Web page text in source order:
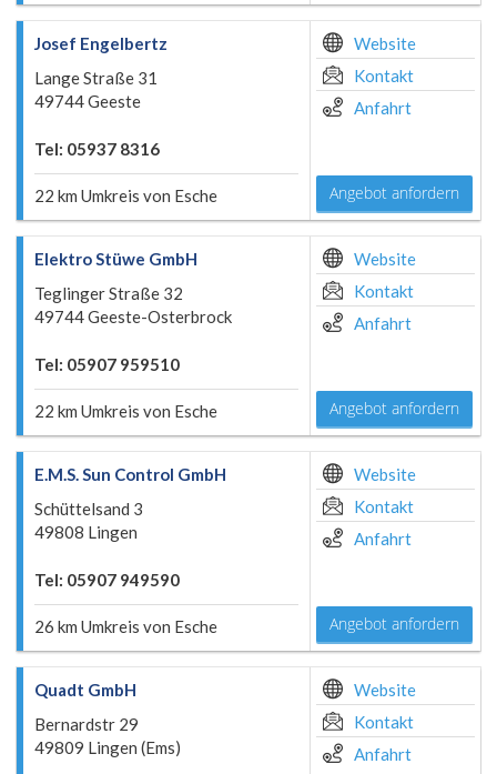
Josef Engelbertz
Lange Straße 31
49744 Geeste
Tel: 05937 8316
22 km Umkreis von Esche
Website
Kontakt
Anfahrt
Angebot anfordern
Elektro Stüwe GmbH
Teglinger Straße 32
49744 Geeste-Osterbrock
Tel: 05907 959510
22 km Umkreis von Esche
Website
Kontakt
Anfahrt
Angebot anfordern
E.M.S. Sun Control GmbH
Schüttelsand 3
49808 Lingen
Tel: 05907 949590
26 km Umkreis von Esche
Website
Kontakt
Anfahrt
Angebot anfordern
Quadt GmbH
Bernardstr 29
49809 Lingen (Ems)
Website
Kontakt
Anfahrt